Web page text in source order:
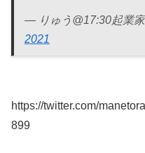
— りゅう@17:30起業
2021
https://twitter.com/
899